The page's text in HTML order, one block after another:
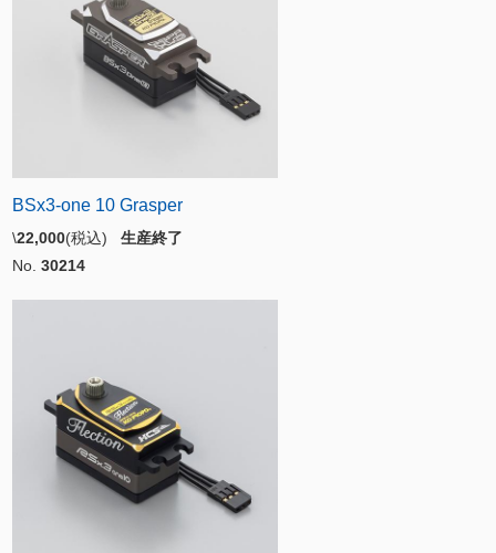
BSx3-one 10 Grasper
\22,000(税込) 生産終了
No. 30214